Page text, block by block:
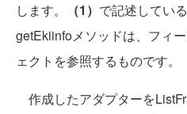
します。
（1） で記述してい
getEkiinfoメソッドは、フィ
ェクトを参照するものです。
作成したアダプターを